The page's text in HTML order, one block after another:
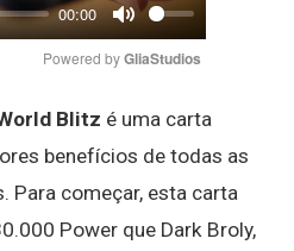
00:00
Mute
Powered by GliaStudios
Blitz é uma carta
benefícios de todas as
Para começar, esta carta
Power que Dark Broly,